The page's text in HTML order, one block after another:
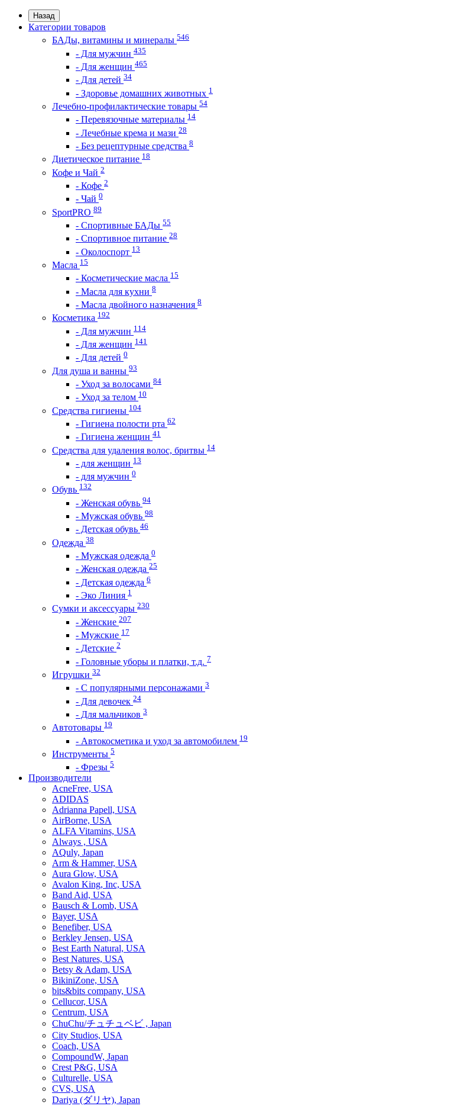
Назад
Категории товаров
БАДы, витамины и минералы 546
- Для мужчин 435
- Для женщин 465
- Для детей 34
- Здоровье домашних животных 1
Лечебно-профилактические товары 54
- Перевязочные материалы 14
- Лечебные крема и мази 28
- Без рецептурные средства 8
Диетическое питание 18
Кофе и Чай 2
- Кофе 2
- Чай 0
SportPRO 89
- Спортивные БАДы 55
- Спортивное питание 28
- Околоспорт 13
Масла 15
- Косметические масла 15
- Масла для кухни 8
- Масла двойного назначения 8
Косметика 192
- Для мужчин 114
- Для женщин 141
- Для детей 0
Для душа и ванны 93
- Уход за волосами 84
- Уход за телом 10
Средства гигиены 104
- Гигиена полости рта 62
- Гигиена женщин 41
Средства для удаления волос, бритвы 14
- для женщин 13
- для мужчин 0
Обувь 132
- Женская обувь 94
- Мужская обувь 98
- Детская обувь 46
Одежда 38
- Мужская одежда 0
- Женская одежда 25
- Детская одежда 6
- Эко Линия 1
Сумки и аксессуары 230
- Женские 207
- Мужские 17
- Детские 2
- Головные уборы и платки, т.д. 7
Игрушки 32
- С популярными персонажами 3
- Для девочек 24
- Для мальчиков 3
Автотовары 19
- Автокосметика и уход за автомобилем 19
Инструменты 5
- Фрезы 5
Производители
AcneFree, USA
ADIDAS
Adrianna Papell, USA
AirBorne, USA
ALFA Vitamins, USA
Always , USA
AQuly, Japan
Arm & Hammer, USA
Aura Glow, USA
Avalon King, Inc, USA
Band Aid, USA
Bausch & Lomb, USA
Bayer, USA
Benefiber, USA
Berkley Jensen, USA
Best Earth Natural, USA
Best Natures, USA
Betsy & Adam, USA
BikiniZone, USA
bits&bits company, USA
Cellucor, USA
Centrum, USA
ChuChu/チュチュベビ , Japan
City Studios, USA
Coach, USA
CompoundW, Japan
Crest P&G, USA
Culturelle, USA
CVS, USA
Dariya (ダリヤ), Japan